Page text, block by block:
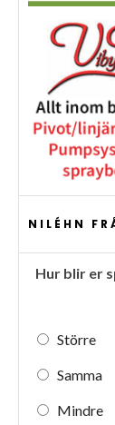
NILÉHN
Hur blir er
Större
Samma
Mindre